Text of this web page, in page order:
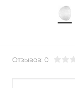
Отзывов: 0